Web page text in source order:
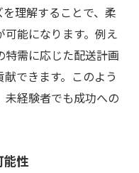
理解することで、柔
能になります。例え
特需に応じた配送計画
できます。このよう
未経験者でも成功への
能性